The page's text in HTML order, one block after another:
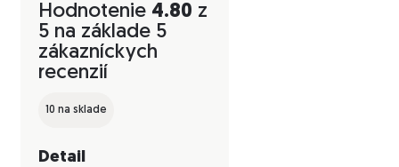
Hodnotenie 4.80 z
5 na základe 5
zákazníckych
recenzií
10 na sklade
Detail